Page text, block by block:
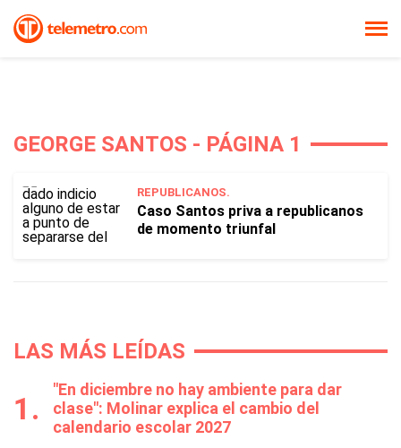
GEORGE SANTOS - PÁGINA 1
REPUBLICANOS.
Caso Santos priva a republicanos
de momento triunfal
LAS MÁS LEÍDAS
"En diciembre no hay ambiente para dar
clase": Molinar explica el cambio del
calendario escolar 2027